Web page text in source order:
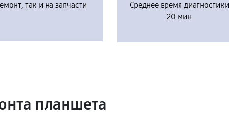
так и на запчасти
Среднее время диагностики
20 мин
планшета